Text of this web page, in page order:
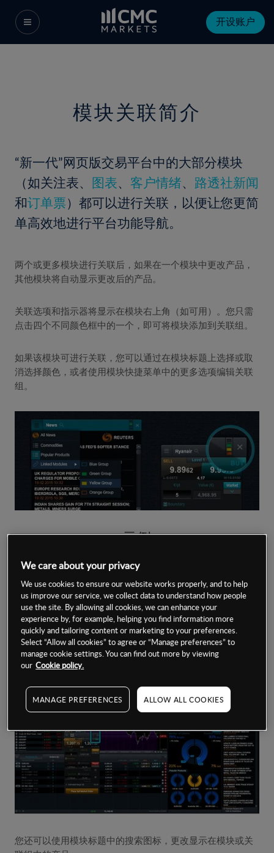
开设账户
模块关联简介
“新一代”网页版交易平台中的大部分模块
（如关注表、 图表、 客户情绪、 路透社新闻
和订单票）都可以进行关联，以便让您更简
单高效地进行平台功能导航。
两个或更多模块进行关联后，如果在一个模块中更改产品，
其他模块将自动显示更改后的产品。
关联选项和指示器将显示在模块右上角（如可用）。您只需
点击四个不同颜色框中的一个，即可将模块添加到关联组。
如果该模块可进行关联，您可以通过在模块标题上选择或取
消选择颜色，或者使用模块快捷菜单中的更多选项编辑关联
组。
示例
在下图中，关注表、图表、客户情绪、路透社新闻和订单票
全部关联为“蓝色组”，当前产品显示为黄金。如需将产品更改
为欧元兑美元，只需点击关注表中的欧元兑美元产品名称，
交易平台将更新所有关联模块，以显示新产品。
注：您也可以在产品库和头寸窗口中点击产品名称，更改该
组的产品。
您还可以使用模块标题中的搜索图标，更改显示在模块或关
We care about your privacy
We use cookies to ensure our website works properly, and to help
us improve our service, we collect data to understand how people
use the site. By allowing all cookies, we can enhance your
experience by, for example, helping you find information more
quickly and tailoring content or marketing to your preferences.
Select “Allow all cookies” to agree or “Manage preferences” to
manage cookie settings. You can find out more by viewing
our Cookie policy.
MANAGE PREFERENCES ALLOW ALL COOKIES